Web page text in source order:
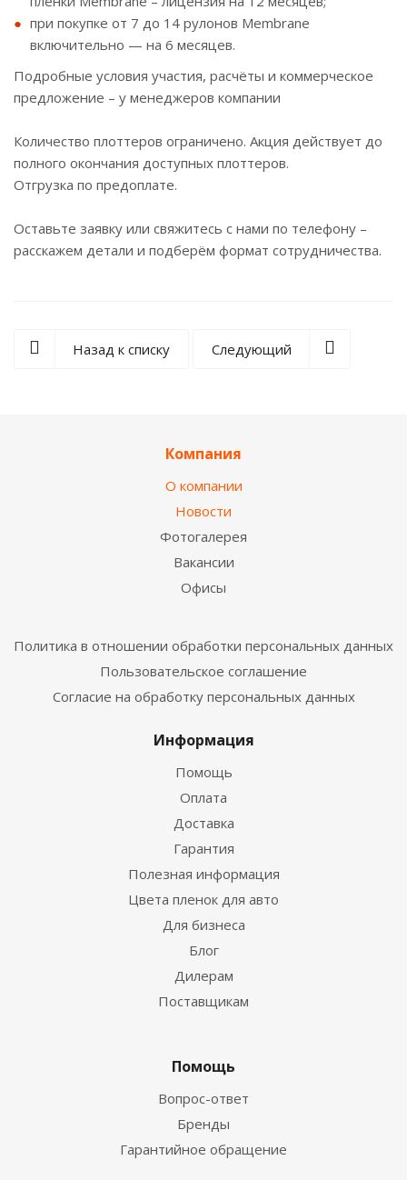
при покупке от 7 до 14 рулонов Membrane
включительно — на 6 месяцев.
Подробные условия участия, расчёты и коммерческое
предложение – у менеджеров компании
Количество плоттеров ограничено. Акция действует до
полного окончания доступных плоттеров.
Отгрузка по предоплате.
Оставьте заявку или свяжитесь с нами по телефону –
расскажем детали и подберём формат сотрудничества.
Назад к списку Следующий
Компания
О компании
Новости
Фотогалерея
Вакансии
Офисы
Политика в отношении обработки персональных данных
Пользовательское соглашение
Согласие на обработку персональных данных
Информация
Помощь
Оплата
Доставка
Гарантия
Полезная информация
Цвета пленок для авто
Для бизнеса
Блог
Дилерам
Поставщикам
Помощь
Вопрос-ответ
Бренды
Гарантийное обращение